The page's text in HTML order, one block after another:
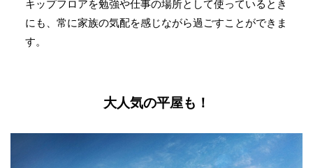
キップフロアを勉強や仕事の場所として使っているとき
にも、常に家族の気配を感じながら過ごすことができま
す。
大人気の平屋も！